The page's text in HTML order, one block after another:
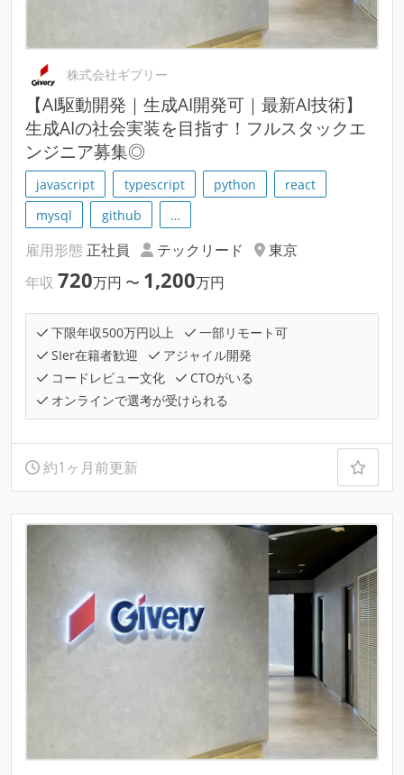
株式会社ギブリー
【AI駆動開発｜生成AI開発可｜最新AI技術】
生成AIの社会実装を目指す！フルスタックエ
ンジニア募集◎
javascript typescript python
react
mysql
github …
雇用形態 正社員 テックリード
東京
年収 720万円 〜 1,200万円
下限年収500万円以上
一部リモート可
SIer在籍者歓迎
アジャイル開発
コードレビュー文化
CTOがいる
オンラインで選考が受けられる
約1ヶ月前更新